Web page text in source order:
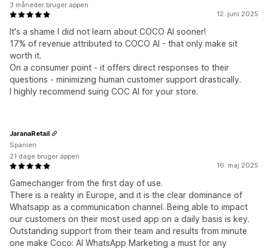
12. juni 2025
It's a shame I did not learn about COCO AI sooner!
17% of revenue attributed to COCO AI - that only make sit
worth it.
On a consumer point - it offers direct responses to their
questions - minimizing human customer support drastically.
I highly recommend suing COC AI for your store.
3 måneder bruger appen
16. maj 2025
Gamechanger from the first day of use.
There is a reality in Europe, and it is the clear dominance of
Whatsapp as a communication channel. Being able to impact
our customers on their most used app on a daily basis is key.
Outstanding support from their team and results from minute
one make Coco: AI WhatsApp Marketing a must for any
JaranaRetail
Spanien
21 dage bruger appen